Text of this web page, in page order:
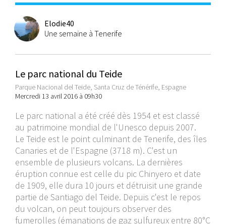
Elodie40
Une semaine à Tenerife
Le parc national du Teide
Parque Nacional del Teide, Santa Cruz de Ténérife, Espagne
Mercredi 13 avril 2016 à 09h30
Le parc national a été créé dès 1954 et est classé
au patrimoine mondial de l'Unesco depuis 2007.
Le Teide est le point culminant de Tenerife, des îles
Canaries et de l'Espagne (3718 m). C'est un
ensemble de plusieurs volcans. La dernières
éruption connue est celle du pic Chinyero et date
de 1909, elle dura 10 jours et détruisit une grande
partie de Santiago del Teide. Depuis c'est le repos
du volcan, on peut toujours observer des
fumerolles (émanations de gaz sulfureux entre 80°C